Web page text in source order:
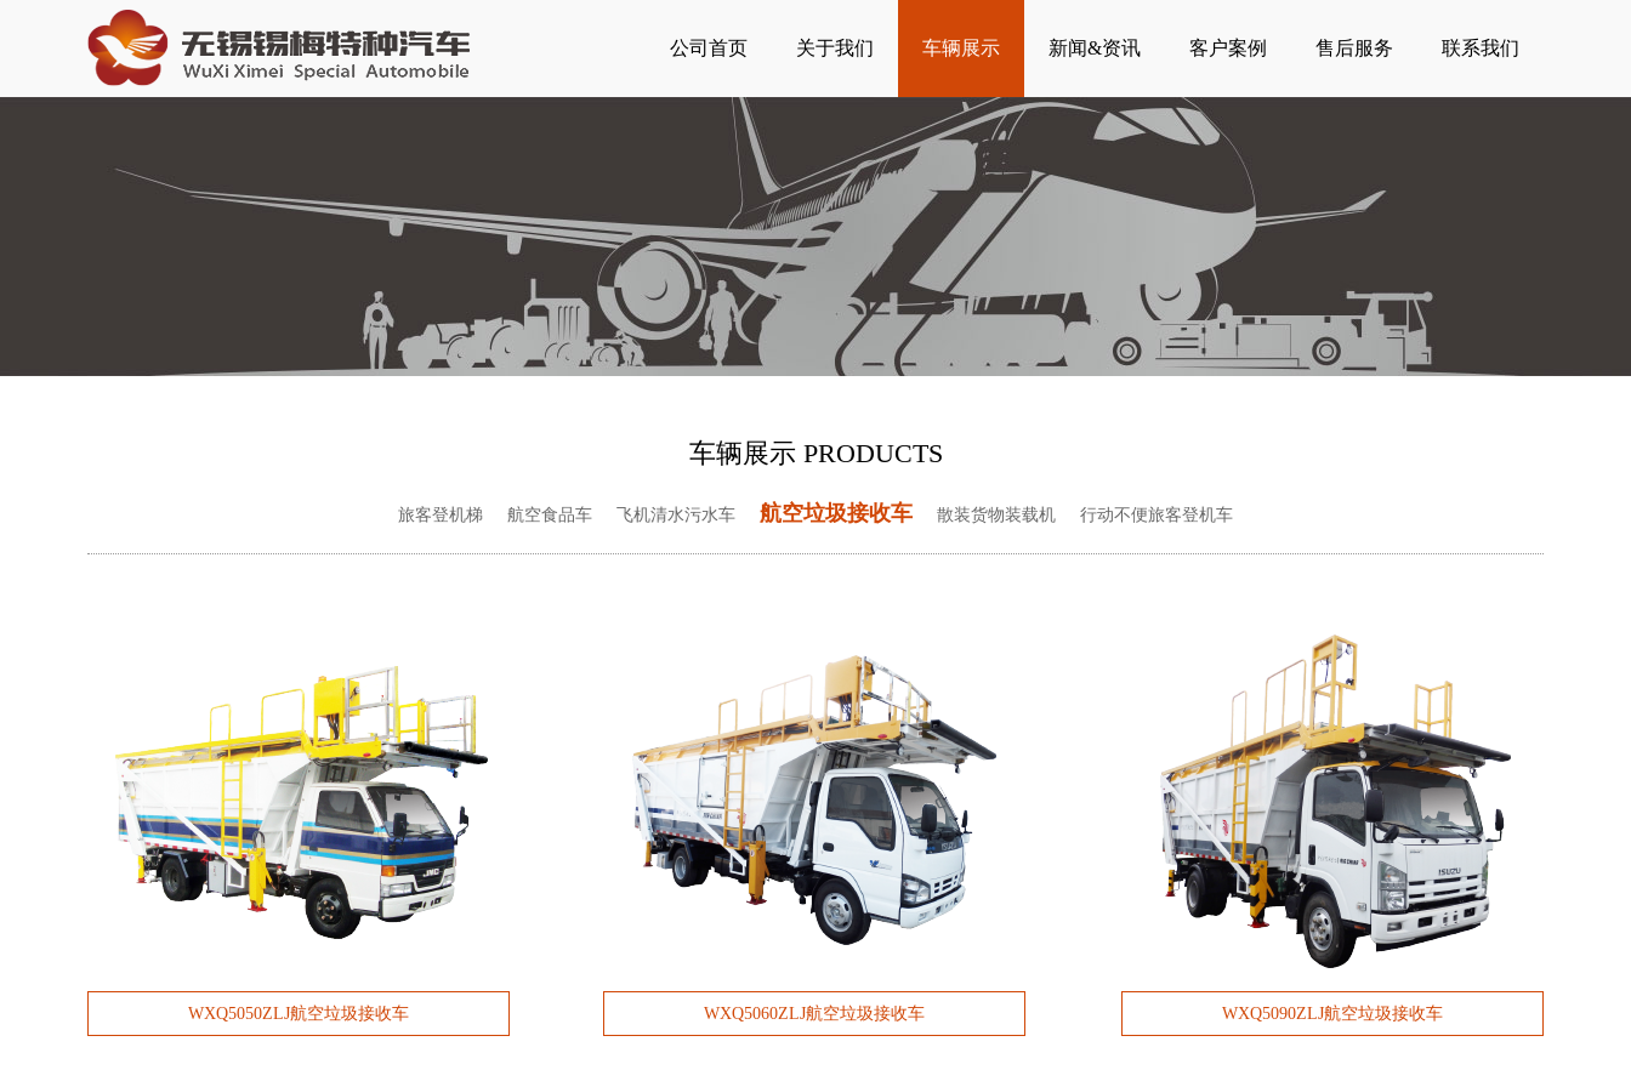
公司首页 关于我们 车辆展示 新闻&资讯 客户案例 售后服务 联系我们
车辆展示 PRODUCTS
旅客登机梯 航空食品车 飞机清水污水车 航空垃圾接收车 散装货物装载机 行动不便旅客登机车
WXQ5050ZLJ航空垃圾接收车 WXQ5060ZLJ航空垃圾接收车 WXQ5090ZLJ航空垃圾接收车